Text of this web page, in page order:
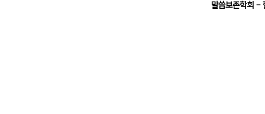
말씀보존학회 -